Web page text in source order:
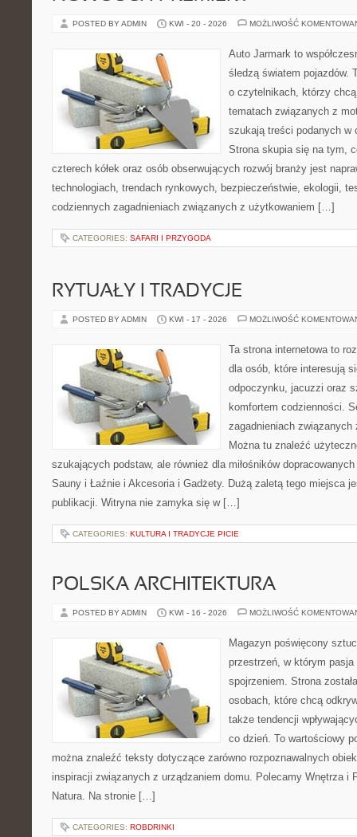
POSTED BY ADMIN KWI - 20 - 2026 MOŻLIWOŚĆ
Auto Jarmark to
śledzą światem pojazdów.
o czytelnikach, którzy
tematach związanych z
szukają treści podanych
Strona skupia się na tym,
czterech kółek oraz osób obserwujących rozwój branży jest
technologiach, trendach rynkowych, bezpieczeństwie, ekologii,
codziennych zagadnieniach związanych z użytkowaniem […]
CATEGORIES: SAFARI I PRZYGODA
RYTUAŁY I TRADYCJE
POSTED BY ADMIN KWI - 17 - 2026 MOŻLIWOŚĆ
Ta strona internetowa to
dla osób, które interesują
odpoczynku, jacuzzi oraz
komfortem codzienności.
zagadnieniach
Można tu znaleźć
szukających podstaw, ale również dla miłośników
Sauny i Łaźnie i Akcesoria i Gadżety. Dużą zaletą tego miejsca
publikacji. Witryna nie zamyka się w […]
CATEGORIES: KULTURA I TRADYCJE PICIE
POLSKA ARCHITEKTURA
POSTED BY ADMIN KWI - 16 - 2026 MOŻLIWOŚĆ
Magazyn poświęcony
przestrzeń, w którym
spojrzeniem. Strona
osobach, które chcą
także tendencji
co dzień. To wartościowy
można znaleźć teksty dotyczące zarówno rozpoznawalnych
inspiracji związanych z urządzaniem domu. Polecamy Wnętrza i
Natura. Na stronie […]
CATEGORIES: ROBDRINKI